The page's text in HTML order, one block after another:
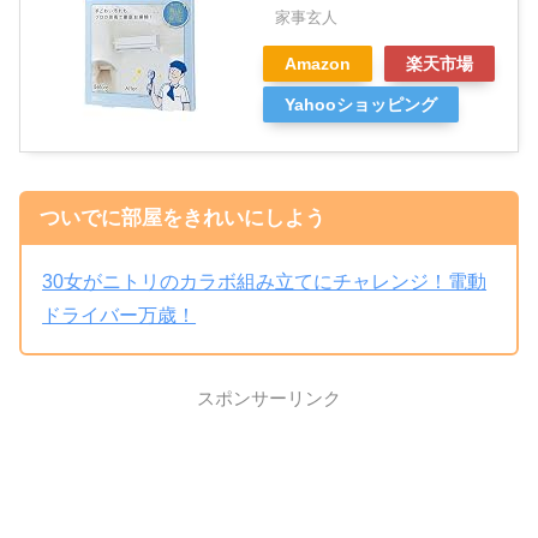
家事玄人
Amazon 楽天市場
Yahooショッピング
ついでに部屋をきれいにしよう
30女がニトリのカラボ組み立てにチャレンジ！電動
ドライバー万歳！
スポンサーリンク